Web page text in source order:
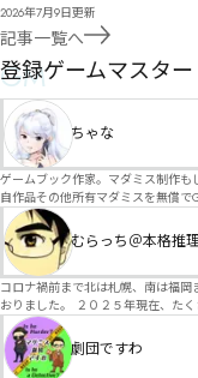
2026年7月9日更新
記事一覧へ
GM
登録ゲームマスター
ちゃな
ゲームブック作家。マダミス制作も
自作品その他所有マダミスを無償
ぞ。
むらっち＠本格推
コロナ禍前まで北は札幌、南は福
おりました。 ２０２５年現在、たくさんのマダミスシナリオが増えました。 エモい物語体験重視の
シナリオがマダミス・マーダーミ
リオは簡単に遊べます。 しかし、２～３時間ずっと考え＆議論して、見たことないトリックが解け
る閃きや犯人として逃げ切る楽し
劇団ですわ